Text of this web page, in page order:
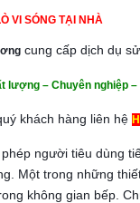
VI SÓNG TẠI NHÀ
cung cấp dịch dụ
lượng – Chuyên nghiệp –
khách hàng liên hệ
người tiêu dùng
Một trong những
không gian bếp.